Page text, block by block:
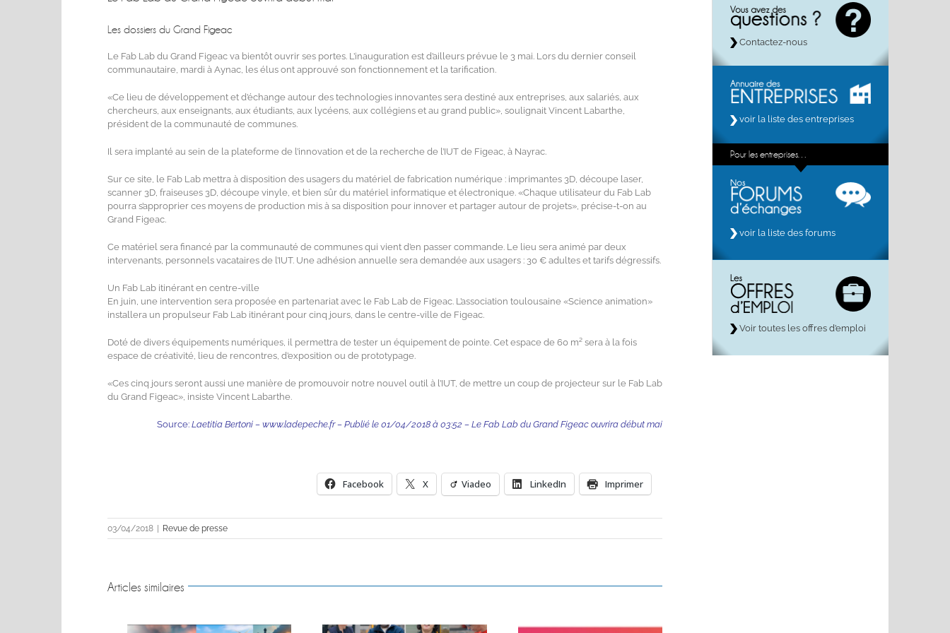
Les dossiers du Grand Figeac
Le Fab Lab du Grand Figeac va bientôt ouvrir ses portes. L’inauguration est d’ailleurs prévue le 3 mai. Lors du dernier conseil
communautaire, mardi à Aynac, les élus ont approuvé son fonctionnement et la tarification.
«Ce lieu de développement et d’échange autour des technologies innovantes sera destiné aux entreprises, aux salariés, aux
chercheurs, aux enseignants, aux étudiants, aux lycéens, aux collégiens et au grand public», soulignait Vincent Labarthe,
président de la communauté de communes.
Il sera implanté au sein de la plateforme de l’innovation et de la recherche de l’IUT de Figeac, à Nayrac.
Sur ce site, le Fab Lab mettra à disposition des usagers du matériel de fabrication numérique : imprimantes 3D, découpe laser,
scanner 3D, fraiseuses 3D, découpe vinyle, et bien sûr du matériel informatique et électronique. «Chaque utilisateur du Fab Lab
pourra s’approprier ces moyens de production mis à sa disposition pour innover et partager autour de projets», précise-t-on au
Grand Figeac.
Ce matériel sera financé par la communauté de communes qui vient d’en passer commande. Le lieu sera animé par deux
intervenants, personnels vacataires de l’IUT. Une adhésion annuelle sera demandée aux usagers : 30 € adultes et tarifs dégressifs.
Un Fab Lab itinérant en centre-ville
En juin, une intervention sera proposée en partenariat avec le Fab Lab de Figeac. L’association toulousaine «Science animation»
installera un propulseur Fab Lab itinérant pour cinq jours, dans le centre-ville de Figeac.
Doté de divers équipements numériques, il permettra de tester un équipement de pointe. Cet espace de 60 m² sera à la fois
espace de créativité, lieu de rencontres, d’exposition ou de prototypage.
«Ces cinq jours seront aussi une manière de promouvoir notre nouvel outil à l’IUT, de mettre un coup de projecteur sur le Fab Lab
du Grand Figeac», insiste Vincent Labarthe.
Source: Laetitia Bertoni – www.ladepeche.fr – Publié le 01/04/2018 à 03:52 – Le Fab Lab du Grand Figeac ouvrira début mai
Facebook X Viadeo LinkedIn Imprimer
03/04/2018 Revue de presse
Articles similaires
Contactez-nous
voir la liste des entreprises
Pour les entreprises…
voir la liste des forums
Voir toutes les offres d’emploi